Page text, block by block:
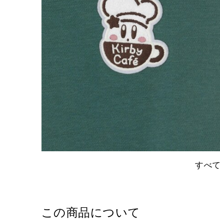
すべ
この商品について